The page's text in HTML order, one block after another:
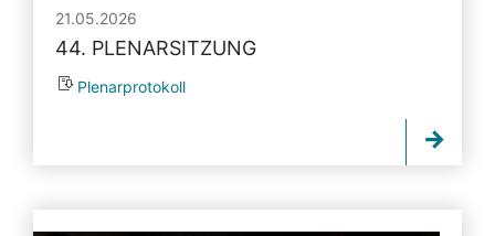
21.05.2026
44. PLENARSITZUNG
Plenarprotokoll